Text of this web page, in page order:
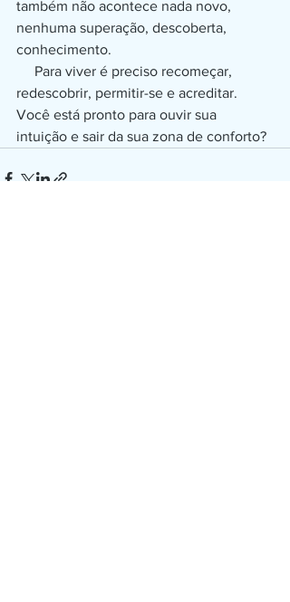
também não acontece nada novo,
nenhuma superação, descoberta,
conhecimento.
redescobrir, permitir-se e acreditar.
Você está pronto para ouvir sua
intuição e sair da sua zona de conforto?